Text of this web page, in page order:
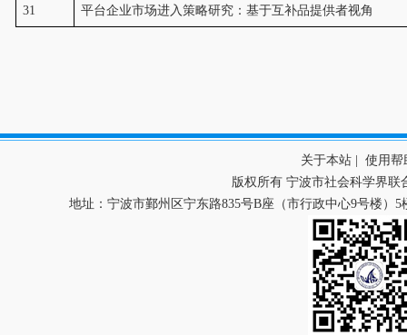
31 平台企业市场进入策略研究：基于互补品提供者视角
关于本站
使用帮
版权所有 宁波市社会科学界
地址：宁波市鄞州区宁东路835号B座（市行政中心9号楼）5